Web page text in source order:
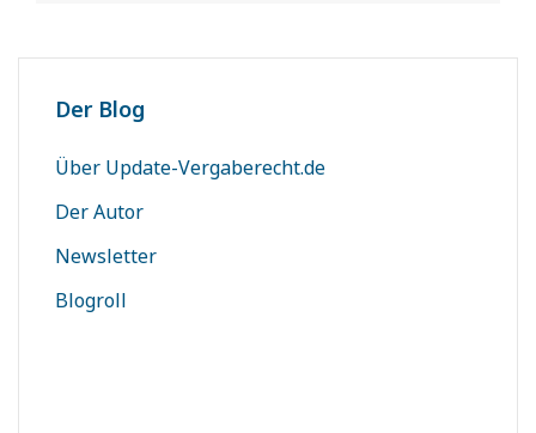
Der Blog
Über Update-Vergaberecht.de
Der Autor
Newsletter
Blogroll